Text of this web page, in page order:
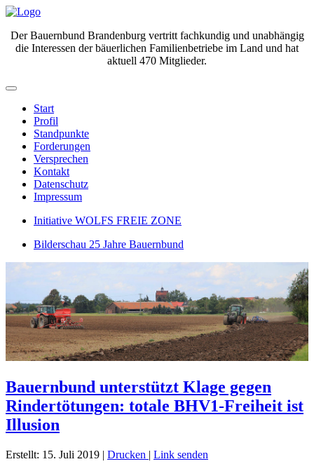
Der Bauernbund Brandenburg vertritt fachkundig und unabhängig
die Interessen der bäuerlichen Familienbetriebe im Land und hat
aktuell 470 Mitglieder.
Start
Profil
Standpunkte
Forderungen
Versprechen
Kontakt
Datenschutz
Impressum
Initiative WOLFS FREIE ZONE
Bilderschau 25 Jahre Bauernbund
Bauernbund unterstützt Klage gegen
Rindertötungen: totale BHV1-Freiheit ist
Illusion
Erstellt: 15. Juli 2019 | Drucken | Link senden